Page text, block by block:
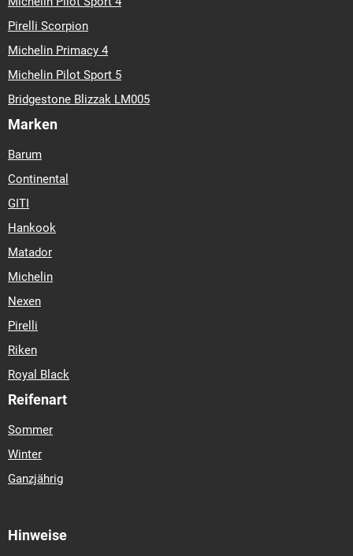
Pirelli Scorpion
Michelin Primacy 4
Michelin Pilot Sport 5
Bridgestone Blizzak LM005
Marken
Barum
Continental
GITI
Hankook
Matador
Michelin
Nexen
Pirelli
Riken
Royal Black
Reifenart
Sommer
Winter
Ganzjährig
Hinweise